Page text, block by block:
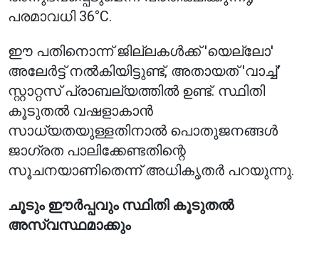
പരമാവധി 36°C.
ഈ പതിനൊന്ന് ജില്ലകൾക്ക് 'യെല്ലോ'
അലേർട്ട് നൽകിയിട്ടുണ്ട്, അതായത് 'വാച്ച്'
സ്റ്റാറ്റസ് പ്രാബല്യത്തിൽ ഉണ്ട്. സ്ഥിതി
കൂടുതൽ വഷളാകാൻ
സാധ്യതയുള്ളതിനാൽ പൊതുജനങ്ങൾ
ജാഗ്രത പാലിക്കേണ്ടതിന്റെ
സൂചനയാണിതെന്ന് അധികൃതർ പറയുന്നു.
ചൂടും ഈർപ്പവും സ്ഥിതി കൂടുതൽ
അസ്വസ്ഥമാക്കും